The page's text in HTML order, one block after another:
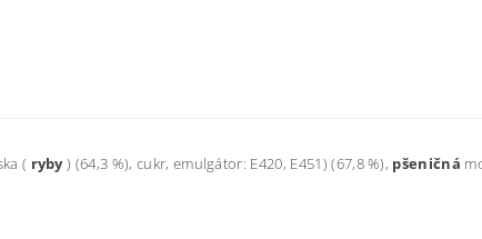
( ryby) (64,3 %), cukr, emulgátor: E420, E451) (67,8 %), pšeničná